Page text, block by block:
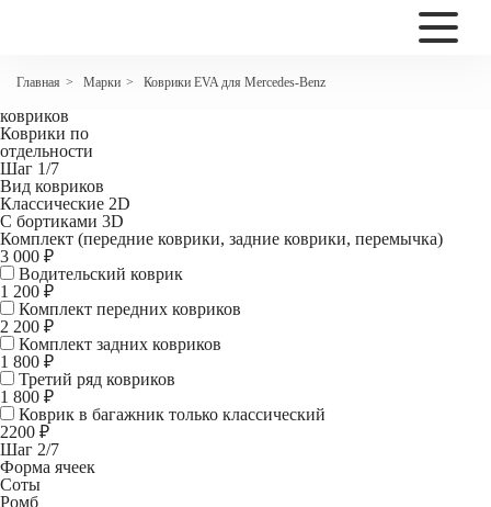
Главная > Марки > Коврики EVA для Mercedes-Benz
Коврики EVA для Mercedes-Benz GL-класс II (X166) 7 мест
ковриков
Коврики по
отдельности
Шаг 1/7
Вид ковриков
Классические 2D
С бортиками 3D
Комплект (передние коврики, задние коврики, перемычка)
3 000 ₽
Водительский коврик
1 200 ₽
Комплект передних ковриков
2 200 ₽
Комплект задних ковриков
1 800 ₽
Третий ряд ковриков
1 800 ₽
Коврик в багажник только классический
2200 ₽
Шаг 2/7
Форма ячеек
Соты
Ромб